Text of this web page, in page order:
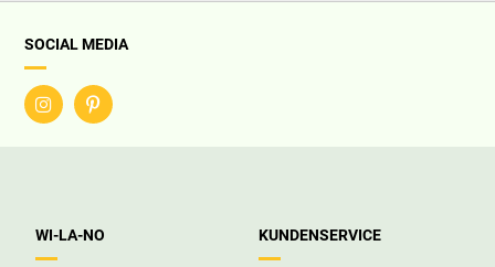
SOCIAL MEDIA
WI-LA-NO KUNDENSERVICE